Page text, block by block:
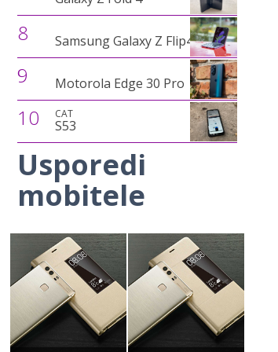
8 Samsung Galaxy Z Flip4
9 Motorola Edge 30 Pro
10 CAT
S53
Usporedi
mobitele